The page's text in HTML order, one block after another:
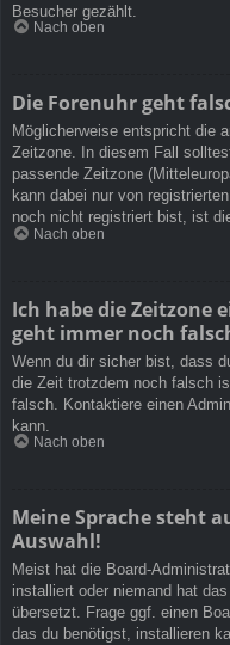
Besucher gezählt.
Nach oben
Die Forenuhr geht
Möglicherweise entspricht die
Zeitzone. In diesem Fall
passende Zeitzone
kann dabei nur von
noch nicht registriert bist, ist
Nach oben
Ich habe die Zeitzone
geht immer noch
Wenn du dir sicher bist, dass
die Zeit trotzdem noch falsch
falsch. Kontaktiere einen
kann.
Nach oben
Meine Sprache steht
Auswahl!
Meist hat die Board-
installiert oder niemand hat
übersetzt. Frage ggf. einen
das du benötigst, installieren